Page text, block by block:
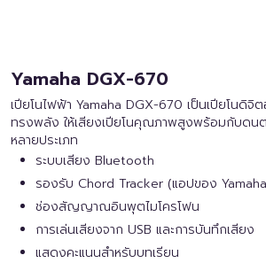
Yamaha DGX-670
เปียโนไฟฟ้า Yamaha DGX-670 เป็นเปียโนดิ
ทรงพลัง ให้เสียงเปียโนคุณภาพสูงพร้อมกับดน
หลายประเภท
ระบบเสียง Bluetooth
รองรับ Chord Tracker (แอปของ
ช่องสัญญาณอินพุตไมโครโฟน
การเล่นเสียงจาก USB และการบันทึกเสียง
แสดงคะแนนสำหรับบทเรียน